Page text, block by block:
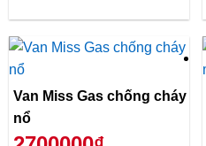
Van Miss Gas chống cháy
nổ